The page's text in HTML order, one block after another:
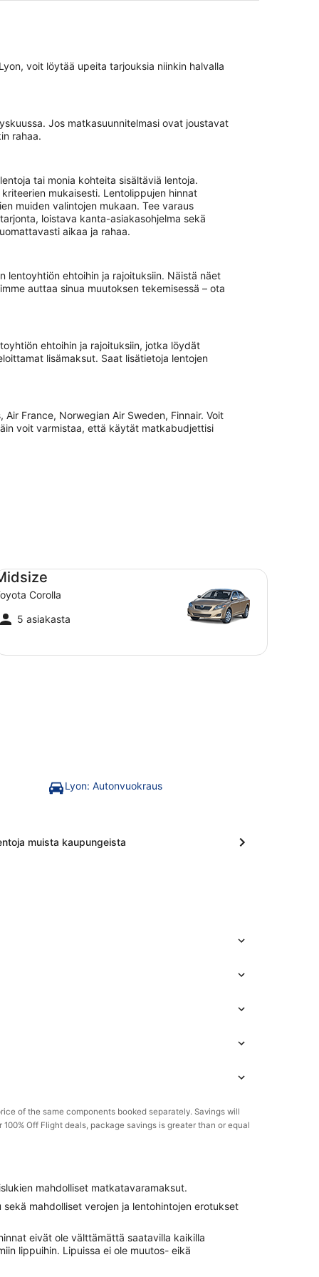
voit löytää upeita tarjouksia niinkin halvalla
Jos matkasuunnitelmasi ovat joustavat
rahaa.
tai monia kohteita sisältäviä lentoja.
mukaisesti. Lentolippujen hinnat
muiden valintojen mukaan. Tee varaus
loistava kanta-asiakasohjelma sekä
aikaa ja rahaa.
lentoyhtiön ehtoihin ja rajoituksiin. Näistä näet
auttaa sinua muutoksen tekemisessä – ota
ehtoihin ja rajoituksiin, jotka löydät
lisämaksut. Saat lisätietoja lentojen
France, Norwegian Air Sweden, Finnair. Voit
voit varmistaa, että käytät matkabudjettisi
Corolla
5 asiakasta
Toyota Corolla
Lyon: Autonvuokraus
muista kaupungeista
of the same components booked separately. Savings will
Off Flight deals, package savings is greater than or equal
mahdolliset matkatavaramaksut.
mahdolliset verojen ja lentohintojen erotukset
eivät ole välttämättä saatavilla kaikilla
lippuihin. Lipuissa ei ole muutos- eikä